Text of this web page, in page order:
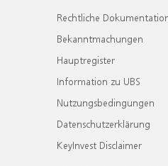
Rechtliche
Bekanntmachungen
Hauptregister
Information zu UBS
Nutzungsbedingungen
Datenschutzerklärung
KeyInvest Disclaimer